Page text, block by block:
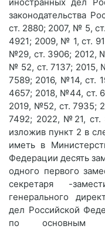
законодательства
ст. 2880; 2007, № 5,
4921; 2009, № 1, ст.
№29, ст. 3906; 2012,
№ 52, ст. 7137; 2015,
7589; 2016, №14, ст.
4657; 2018, №44, ст.
2019, №52, ст. 7935;
7492; 2022, №21,
изложив пункт 2 в
иметь в
Федерации десять
одного первого
секретаря -
генерального
дел Российской
по основным